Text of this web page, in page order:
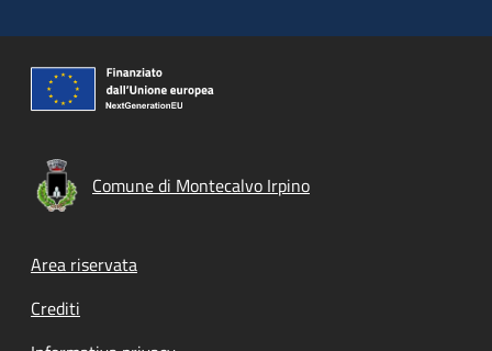
Comune di Montecalvo Irpino
Footer menu
Area riservata
Crediti